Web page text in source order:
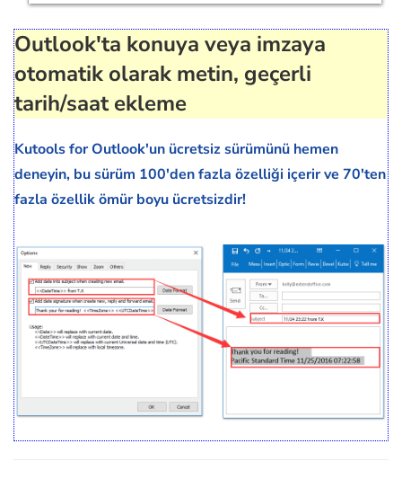
Outlook'ta konuya veya imzaya
otomatik olarak metin, geçerli
tarih/saat ekleme
Kutools for Outlook'un ücretsiz sürümünü hemen
deneyin, bu sürüm 100'den fazla özelliği içerir ve 70'ten
fazla özellik ömür boyu ücretsizdir!